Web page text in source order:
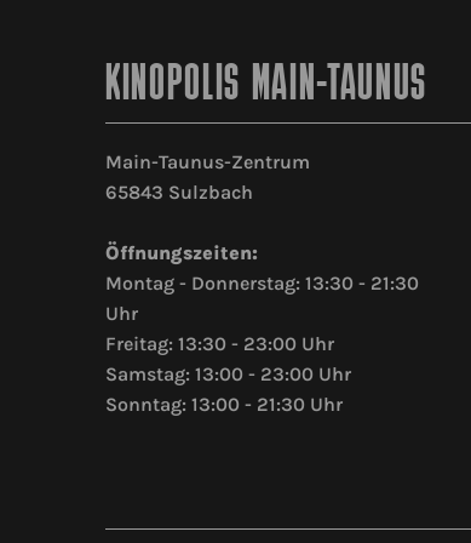
KINOPOLIS MAIN-TAUNUS
Main-Taunus-Zentrum
65843 Sulzbach
Öffnungszeiten:
Montag - Donnerstag: 13:30 - 21:30
Uhr
Freitag: 13:30 - 23:00 Uhr
Samstag: 13:00 - 23:00 Uhr
Sonntag: 13:00 - 21:30 Uhr